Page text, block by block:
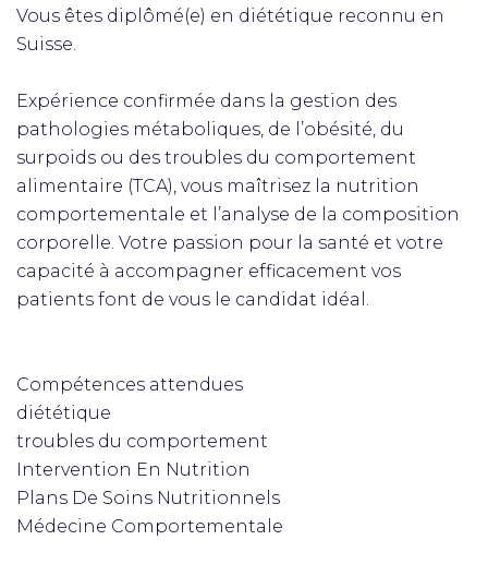
Vous êtes diplômé(e) en diététique reconnu en
Suisse.
Expérience confirmée dans la gestion des
pathologies métaboliques, de l’obésité, du
surpoids ou des troubles du comportement
alimentaire (TCA), vous maîtrisez la nutrition
comportementale et l’analyse de la composition
corporelle. Votre passion pour la santé et votre
capacité à accompagner efficacement vos
patients font de vous le candidat idéal.
Compétences attendues
diététique
troubles du comportement
Intervention En Nutrition
Plans De Soins Nutritionnels
Médecine Comportementale